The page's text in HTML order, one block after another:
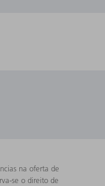
na oferta de
se o direito de